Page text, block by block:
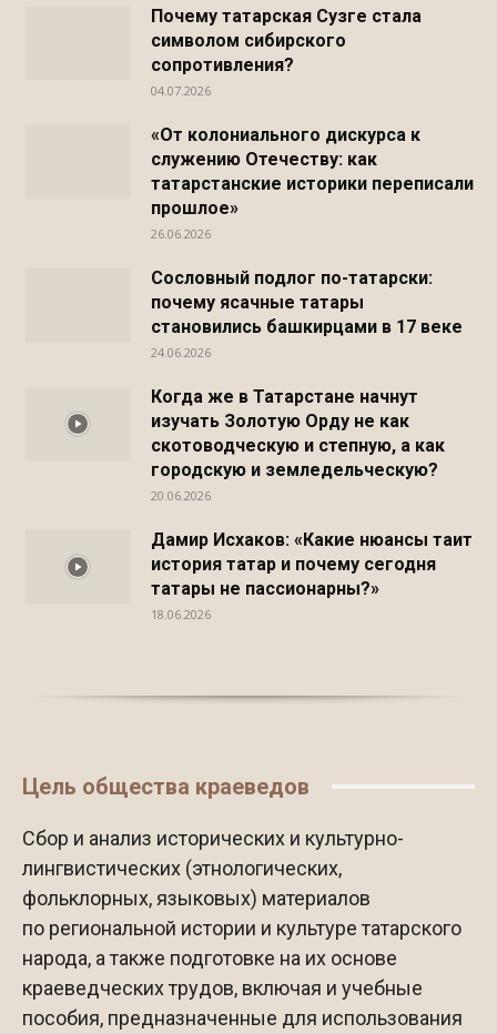
Почему татарская Сузге стала
символом сибирского
сопротивления?
04.07.2026
«От колониального дискурса к
служению Отечеству: как
татарстанские историки переписали
прошлое»
26.06.2026
Сословный подлог по-татарски:
почему ясачные татары
становились башкирцами в 17 веке
24.06.2026
Когда же в Татарстане начнут
изучать Золотую Орду не как
скотоводческую и степную, а как
городскую и земледельческую?
20.06.2026
Дамир Исхаков: «Какие нюансы таит
история татар и почему сегодня
татары не пассионарны?»
18.06.2026
Цель общества краеведов
Сбор и анализ исторических и культурно-
лингвистических (этнологических,
фольклорных, языковых) материалов
по региональной истории и культуре татарского
народа, а также подготовке на их основе
краеведческих трудов, включая и учебные
пособия, предназначенные для использования